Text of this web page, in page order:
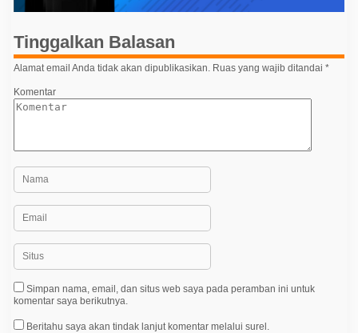
i
p
o
s
Tinggalkan Balasan
Alamat email Anda tidak akan dipublikasikan. Ruas yang wajib ditandai *
Komentar
Simpan nama, email, dan situs web saya pada peramban ini untuk
komentar saya berikutnya.
Beritahu saya akan tindak lanjut komentar melalui surel.